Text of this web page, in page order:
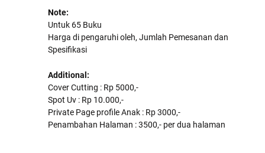
Note:
Untuk 65 Buku
Harga di pengaruhi oleh, Jumlah Pemesanan dan
Spesifikasi
Additional:
Cover Cutting : Rp 5000,-
Spot Uv : Rp 10.000,-
Private Page profile Anak : Rp 3000,-
Penambahan Halaman : 3500,- per dua halaman